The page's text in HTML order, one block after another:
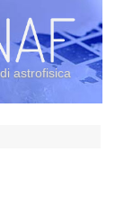
astrofisica